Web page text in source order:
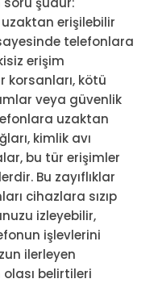
erişilebilir
telefonlara
erişim
kötü
veya güvenlik
uzaktan
kimlik avı
bu tür erişimler
Bu zayıflıklar
cihazlara sızıp
izleyebilir,
işlevlerini
ilerleyen
belirtileri